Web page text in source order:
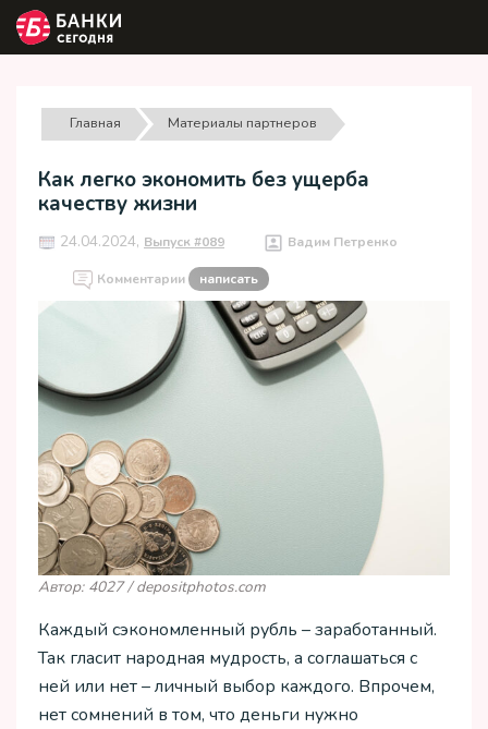
Главная Материалы партнеров
Как легко экономить без ущерба
качеству жизни
24.04.2024, Выпуск #089 Вадим Петренко
Комментарии написать
Автор: 4027 / depositphotos.com
Каждый сэкономленный рубль – заработанный.
Так гласит народная мудрость, а соглашаться с
ней или нет – личный выбор каждого. Впрочем,
нет сомнений в том, что деньги нужно